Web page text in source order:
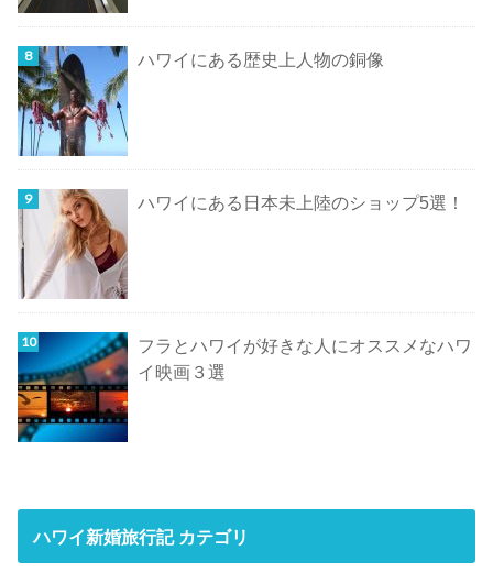
ハワイにある歴史上人物の銅像
ハワイにある日本未上陸のショップ5選！
フラとハワイが好きな人にオススメなハワ
イ映画３選
ハワイ新婚旅行記 カテゴリ